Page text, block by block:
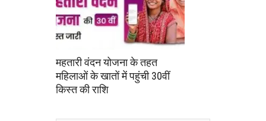
महतारी वंदन योजना के तहत
महिलाओं के खातों में पहुंची 30वीं
किस्त की राशि